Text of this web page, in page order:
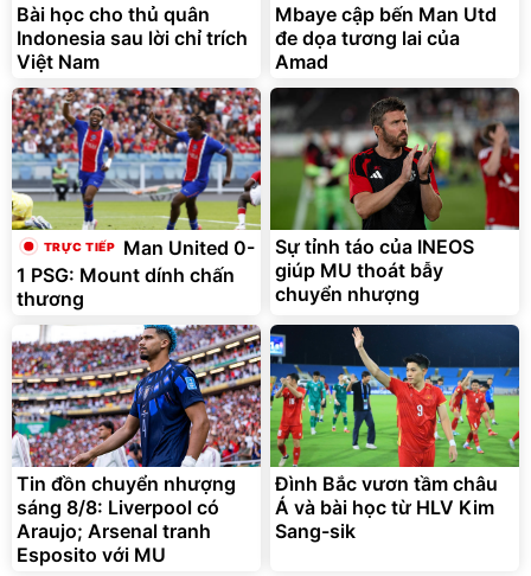
Bài học cho thủ quân
Indonesia sau lời chỉ trích
Việt Nam
Mbaye cập bến Man Utd
đe dọa tương lai của
Amad
Man United 0-
1 PSG: Mount dính chấn
thương
Sự tỉnh táo của INEOS
giúp MU thoát bẫy
chuyển nhượng
Tin đồn chuyển nhượng
sáng 8/8: Liverpool có
Araujo; Arsenal tranh
Esposito với MU
Đình Bắc vươn tầm châu
Á và bài học từ HLV Kim
Sang-sik